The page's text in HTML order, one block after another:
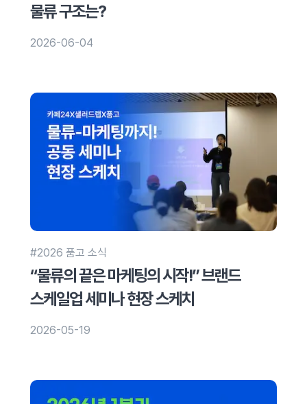
물류 구조는?
2026-06-04
#2026 품고 소식
“물류의 끝은 마케팅의 시작!” 브랜드
스케일업 세미나 현장 스케치
2026-05-19